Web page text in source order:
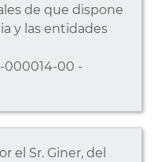
de que dispone
y las entidades
000014-00 -
el Sr. Giner, del